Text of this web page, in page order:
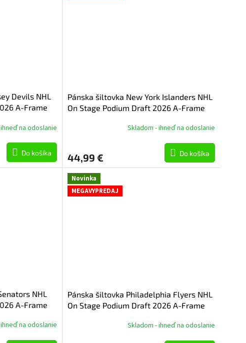
Devils NHL
A-Frame
na odoslanie
Do košíka
Pánska šiltovka New York Islanders NHL
On Stage Podium Draft 2026 A-Frame
Skladom - ihneď na odoslanie
44,99 € Do košíka
NHL
A-Frame
na odoslanie
Novinka
MEGAVYPREDAJ
Pánska šiltovka Philadelphia Flyers NHL
On Stage Podium Draft 2026 A-Frame
Skladom - ihneď na odoslanie